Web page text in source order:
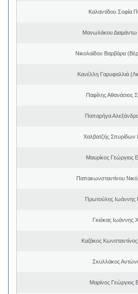
Καλαντίδου Σοφία
Μανωλάκου
Νικολαϊδου Βαρβάρα
Κανέλλη Γαρυφαλλιά
Παφίλης Αθανάσιος
Παπαρήγα
Χαλβατζής Σπυρίδων
Μαυρίκος Γεώργιος
Παπακωνσταντίνου
Πρωτούλης Ιωάννης
Γκιόκας Ιωάννης
Καζάκος
Σκυλλάκος
Μαρίνος Γεώργιος